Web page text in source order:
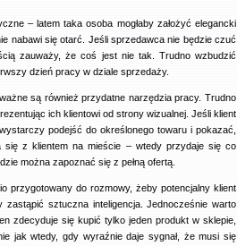
– latem taka osoba mogłaby założyć elegancki
nabawi się otarć. Jeśli sprzedawca nie będzie czuć
zauważy, że coś jest nie tak. Trudno wzbudzić
dzień pracy w dziale sprzedaży.
są również przydatne narzędzia pracy. Trudno
ich klientowi od strony wizualnej. Jeśli klient
podejść do określonego towaru i pokazać,
się z klientem na mieście – wtedy przydaje się co
można zapoznać się z pełną ofertą.
przygotowany do rozmowy, żeby potencjalny klient
zastąpić sztuczna inteligencja. Jednocześnie warto
zdecyduje się kupić tylko jeden produkt w sklepie,
jak wtedy, gdy wyraźnie daje sygnał, że musi się